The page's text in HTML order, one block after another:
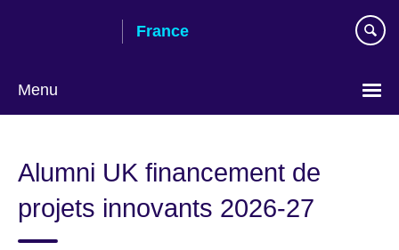
France
Menu
language
Alumni UK financement de
projets innovants 2026-27